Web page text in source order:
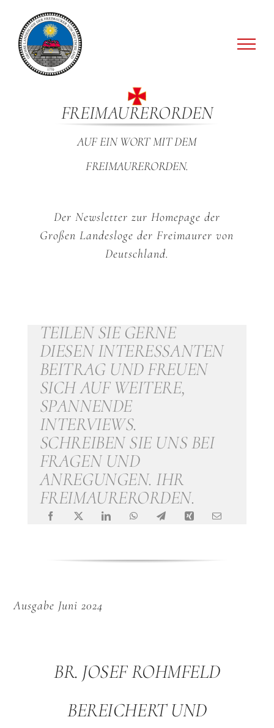
Inhalt
springen
FREIMAURERORDEN
AUF EIN WORT MIT DEM
FREIMAURERORDEN.
Der Newsletter zur Homepage der
Großen Landesloge der Freimaurer von
Deutschland.
TEILEN SIE GERNE
DIESEN INTERESSANTEN
BEITRAG UND FREUEN
SICH AUF WEITERE,
SPANNENDE
INTERVIEWS.
SCHREIBEN SIE UNS BEI
FRAGEN UND
ANREGUNGEN. IHR
FREIMAURERORDEN.
Ausgabe Juni 2024
BR. JOSEF ROHMFELD
BEREICHERT UND